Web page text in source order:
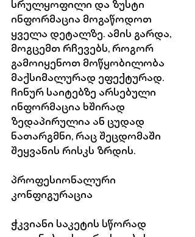
სრულყოფილი და ზუსტი
ინფორმაცია მოგაწოდოთ
ყველა დეტალზე. ამის გარდა,
მოგცემთ რჩევებს, როგორ
გამოიყენოთ მოწყობილობა
მაქსიმალურად ეფექტურად.
ჩინურ საიტებზე არსებული
ინფორმაცია ხშირად
ზედაპირულია ან ცუდად
ნათარგმნი, რაც შეცდომაში
შეყვანის რისკს ზრდის.
პროფესიონალური
კონფიგურაცია
ჭკვიანი საკეტის სწორად